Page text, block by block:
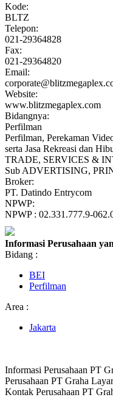
Kode:
BLTZ
Telepon:
021-29364828
Fax:
021-29364820
Email:
Website:
www.blitzmegaplex.com
Bidangnya:
Perfilman
Perfilman, Perekaman
serta Jasa Rekreasi dan
TRADE, SERVICES &
Sub ADVERTISING,
Broker:
PT. Datindo Entrycom
NPWP:
NPWP : 02.331.777.9-
Informasi Perusahaan
Bidang :
BEI
Perfilman
Area :
Jakarta
Informasi Perusahaan PT
Perusahaan PT Graha
Kontak Perusahaan PT